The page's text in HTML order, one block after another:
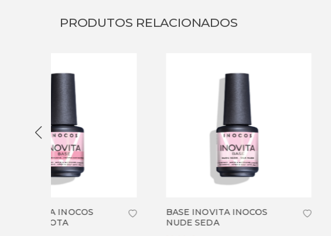
PRODUTOS RELACIONADOS
BASE INOVITA INOCOS
NUDE SEDA
BASE INOVITA INOCOS